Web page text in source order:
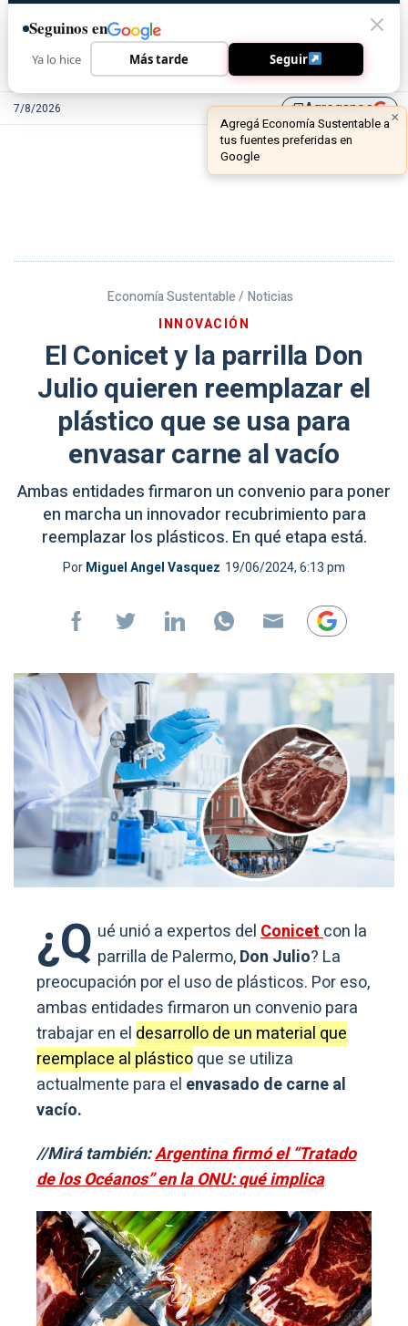
7/8/2026 library_addAgreganos
Economía Sustentable / Noticias
INNOVACIÓN
El Conicet y la parrilla Don
Julio quieren reemplazar el
plástico que se usa para
envasar carne al vacío
Ambas entidades firmaron un convenio para poner
en marcha un innovador recubrimiento para
reemplazar los plásticos. En qué etapa está.
PorMiguel Angel Vasquez 19/06/2024, 6:13 pm
¿Q ué unió a expertos delConicetcon la
parrilla de Palermo,Don Julio? La
preocupación por el uso de plásticos. Por eso,
ambas entidades firmaron un convenio para
trabajar en el desarrollo de un material que
reemplace al plásticoque se utiliza
actualmente para el envasado de carne al
vacío.
//Mirá también:Argentina firmó el “Tratado
de los Océanos” en la ONU: qué implica
Seguinos en
Ya lo hice Más tarde Seguir